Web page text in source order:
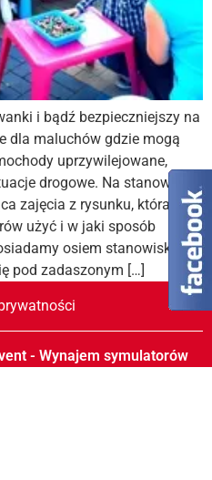
i bądź bezpieczniejszy na
dla maluchów gdzie mogą
uprzywilejowane,
drogowe. Na stanowisku
zajęcia z rysunku, która
użyć i w jaki sposób
osiem stanowisk
pod zadaszonym […]
- Wynajem symulatorów